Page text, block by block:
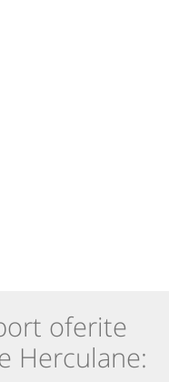
oferite
Herculane: